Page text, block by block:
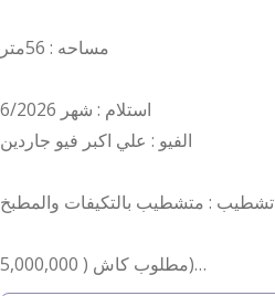
مساحه : 56متر
استلام : شهر 6/2026
الفيو : علي اكبر فيو جاردين
تشطيب : متشطيب بالتكيفات والمطبخ
مطلوب كاش ( 5,000,000)